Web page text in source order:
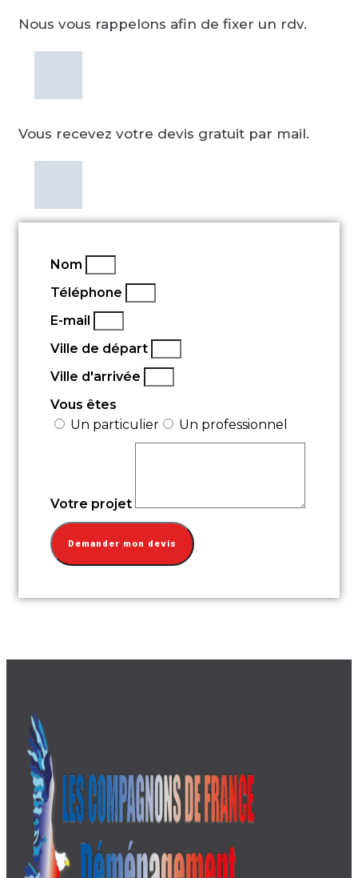
Nous vous rappelons afin de fixer un rdv.
Vous recevez votre devis gratuit par mail.
Nom
Téléphone
E-mail
Ville de départ
Ville d'arrivée
Vous êtes
Un particulier
Un professionnel
Votre projet
Demander mon devis